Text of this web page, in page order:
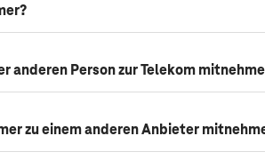
anderen Person zur Telekom
zu einem anderen Anbieter